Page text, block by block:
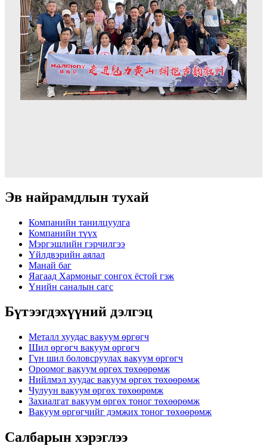
Эв найрамдлын тухай
Компанийн танилцуулга
Компанийн түүх
Мэргэшлийн гэрчилгээ
Үйлдвэрийн аялал
Манай баг
Яагаад Хармоныг сонгох ёстой гэж
Үнийн саналын сагс
Бүтээгдэхүүний дэлгэц
Металл хуудас вакуум өргөгч
Шил өргөгч вакуум өргөгч
Гүн шил боловсруулах вакуум өргөгч
Ороомог вакуум өргөх төхөөрөмж
Нийлмэл хуудас вакуум өргөх төхөөрөмж
Чулуун вакуум өргөх төхөөрөмж
Захиалгат вакуум өргөх тоног төхөөрөмж
Вакуум өргөгчийг дэмжих тоног төхөөрөмж
Салбарын хэрэглээ